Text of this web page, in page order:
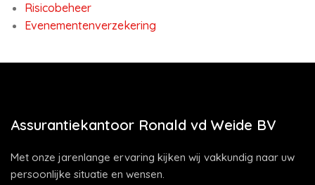
Risicobeheer
Evenementenverzekering
Assurantiekantoor Ronald vd Weide BV
Met onze jarenlange ervaring kijken wij vakkundig naar uw
persoonlijke situatie en wensen.